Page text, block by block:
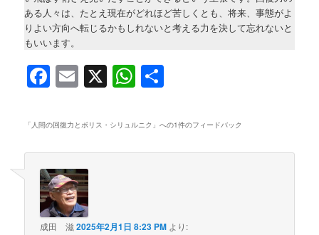
ある人々は、たとえ現在がどれほど苦しくとも、将来、事態がよ
りよい方向へ転じるかもしれないと考える力を決して忘れないと
もいいます。
Facebook
Email
X WhatsApp
「 人間の回復力とボリス・シリュルニク 」への1件のフィードバック
成田 滋2025年2月1日 8:23 PM より: